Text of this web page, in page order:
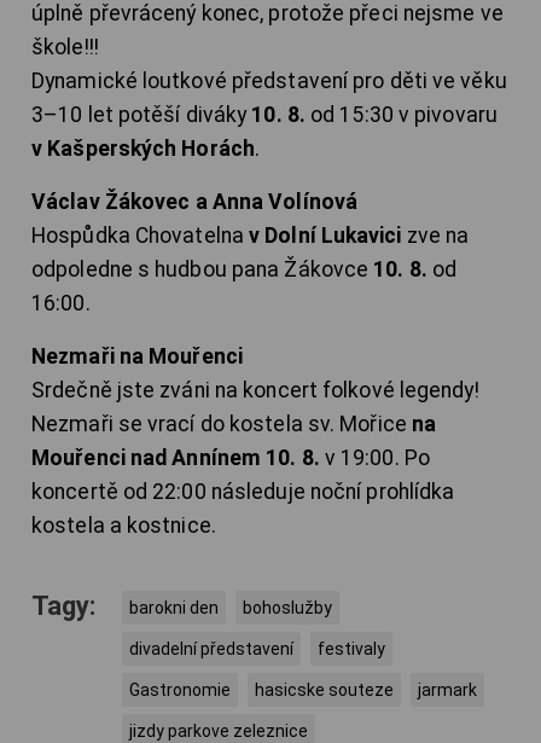
úplně převrácený konec, protože přeci nejsme ve
škole!!!
Dynamické loutkové představení pro děti ve věku
3–10 let potěší diváky 10. 8. od 15:30 v pivovaru
v Kašperských Horách.
Václav Žákovec a Anna Volínová
Hospůdka Chovatelna v Dolní Lukavici zve na
odpoledne s hudbou pana Žákovce 10. 8. od
16:00.
Nezmaři na Mouřenci
Srdečně jste zváni na koncert folkové legendy!
Nezmaři se vrací do kostela sv. Mořice na
Mouřenci nad Annínem 10. 8. v 19:00. Po
koncertě od 22:00 následuje noční prohlídka
kostela a kostnice.
Tagy: barokni den bohoslužby
divadelní představení festivaly
Gastronomie hasicske souteze jarmark
jizdy parkove zeleznice